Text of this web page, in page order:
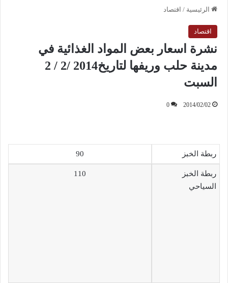
الرئيسية / اقتصاد
اقتصاد
نشرة اسعار بعض المواد الغذائية في
مدينة حلب وريفها لتاريخ2014 /2 / 2
السبت
2014/02/02
0
ربطة الخبز 90
ربطة الخبز
السياحي
110